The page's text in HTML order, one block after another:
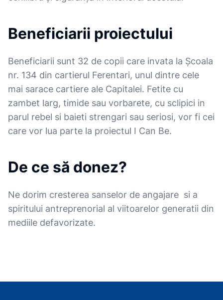
Beneficiarii proiectului
Beneficiarii sunt 32 de copii care invata la Școala
nr. 134 din cartierul Ferentari, unul dintre cele
mai sarace cartiere ale Capitalei. Fetite cu
zambet larg, timide sau vorbarete, cu sclipici in
parul rebel si baieti strengari sau seriosi, vor fi cei
care vor lua parte la proiectul I Can Be.
De ce să donez?
Ne dorim cresterea sanselor de angajare si a
spiritului antreprenorial al viitoarelor generatii din
mediile defavorizate.